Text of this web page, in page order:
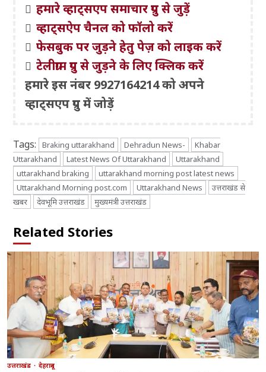
हमारे व्हाट्सएप समाचार ग्रुप से जुड़ें
व्हाट्सऐप चैनल को फॉलो करें
फेसबुक पर जुड़ने हेतु पेज़ को लाइक करें
टेलीग्राम ग्रुप से जुड़ने के लिए क्लिक करें
हमारे इस नंबर 9927164214 को अपने
व्हाट्सएप ग्रुप में जोड़ें
Tags: Braking uttarakhand Dehradun News-
Khabar
Uttarakhand
Latest News Of Uttarakhand
Uttarakhand
uttarakhand braking
uttarakhand morning post latest news
Uttarakhand Morning post.com
Uttarakhand News
उत्तराखंड से
खबर
देवभूमि उत्तराखंड मुख्यमंत्री उत्तराखंड
Related Stories
उत्तराखंड देहरादून